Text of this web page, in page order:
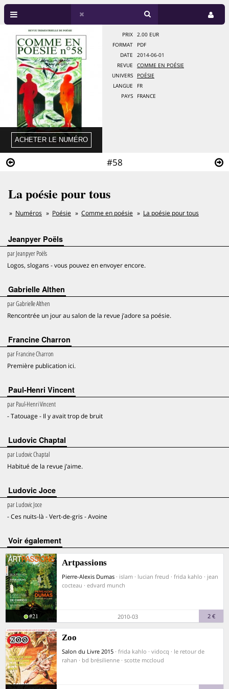
#58
PRIX
2.00 EUR
FORMAT
PDF
DATE
2014-06-01
REVUE
COMME EN POÉSIE
UNIVERS
POÉSIE
LANGUE
FR
PAYS
FRANCE
La poésie pour tous
Numéros Poésie Comme en poésie La poésie pour tous
Jeanpyer Poëls
parJeanpyer Poëls
Logos, slogans - vous pouvez en envoyer encore.
Gabrielle Althen
parGabrielle Althen
Rencontrée un jour au salon de la revue j’adore sa poésie.
Francine Charron
parFrancine Charron
Première publication ici.
Paul-Henri Vincent
parPaul-Henri Vincent
- Tatouage - Il y avait trop de bruit
Ludovic Chaptal
parLudovic Chaptal
Habitué de la revue j’aime.
Ludovic Joce
parLudovic Joce
- Ces nuits-là - Vert-de-gris - Avoine
voir également
Artpassions
Pierre-Alexis Dumas · islam · lucian freud · frida kahlo · jean
cocteau · edvard munch
#21 2010-03 2 €
Zoo
Salon du Livre 2015 · frida kahlo · vidocq · le retour de
rahan · bd brésilienne · scotte mccloud